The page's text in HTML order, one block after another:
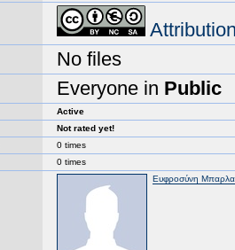
No files
Everyone in Public
Active
Not rated yet!
0 times
0 times
Ευφροσύνη